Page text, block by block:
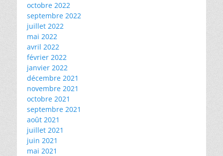
octobre 2022
septembre 2022
juillet 2022
mai 2022
avril 2022
février 2022
janvier 2022
décembre 2021
novembre 2021
octobre 2021
septembre 2021
août 2021
juillet 2021
juin 2021
mai 2021